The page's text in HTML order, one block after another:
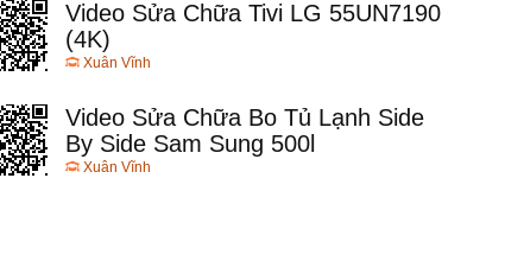
Video Sửa Chữa Tivi LG 55UN7190
(4K)
Xuân Vĩnh
Video Sửa Chữa Bo Tủ Lạnh Side
By Side Sam Sung 500l
Xuân Vĩnh